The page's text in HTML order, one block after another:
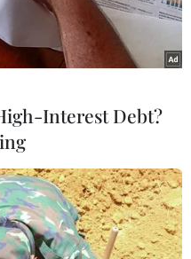
Interest Debt?